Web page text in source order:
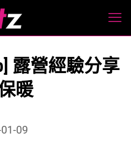
露營經驗分享
暖
09